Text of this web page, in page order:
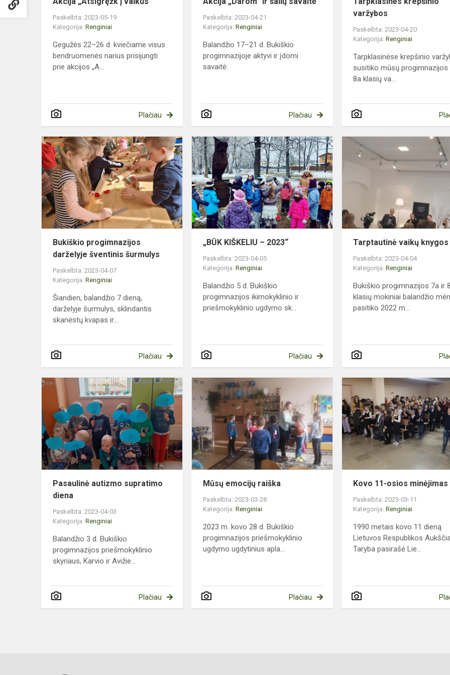
Paskelbta: 2023-05-19
Kategorija: Renginiai
Gegužės 22–26 d. kviečiame visus
bendruomenės narius prisijungti
prie akcijos „A...
Plačiau
Paskelbta: 2023-04-21
Kategorija:Renginiai
Balandžio 17–21 d. Bukiškio
progimnazijoje aktyvi ir įdomi
savaitė.
Plačiau
varžybos
Paskelbta: 2023-04-20
Kategorija:Renginiai
Tarpklasinėse krepšinio
susitiko mūsų progimnazijos
8a klasių va...
Bukiškio
progimnazijos
darželyje
šventinis
šurmulys
Bukiškio progimnazijos
darželyje šventinis šurmulys
Paskelbta: 2023-04-07
Kategorija: Renginiai
Šiandien, balandžio 7 dieną,
darželyje šurmulys, sklindantis
skanėstų kvapas ir...
Plačiau
„BŪK
KIŠKELIU
–
2023“
„BŪK KIŠKELIU – 2023“
Paskelbta: 2023-04-05
Kategorija:Renginiai
Balandžio 5 d. Bukiškio
progimnazijos ikimokyklinio ir
priešmokyklinio ugdymo sk...
Plačiau
Tarptautinė vaikų knygos
Paskelbta: 2023-04-04
Kategorija:Renginiai
Bukiškio progimnazijos 7a ir
klasių mokiniai balandžio
pasitiko 2022 m...
Pasaulinė
autizmo
supratimo
diena
Pasaulinė autizmo supratimo
diena
Paskelbta: 2023-04-03
Kategorija: Renginiai
Balandžio 3 d. Bukiškio
progimnazijos priešmokyklinio
skyriaus, Karvio ir Avižie...
Plačiau
Mūsų
emocijų
raiška
Mūsų emocijų raiška
Paskelbta: 2023-03-28
Kategorija:Renginiai
2023 m. kovo 28 d. Bukiškio
progimnazijos priešmokyklinio
ugdymo ugdytinius apla...
Plačiau
Kovo 11-osios minėjimas
Paskelbta: 2023-03-11
Kategorija:Renginiai
1990 metais kovo 11 dieną
Lietuvos Respublikos
Taryba pasirašė Lie...